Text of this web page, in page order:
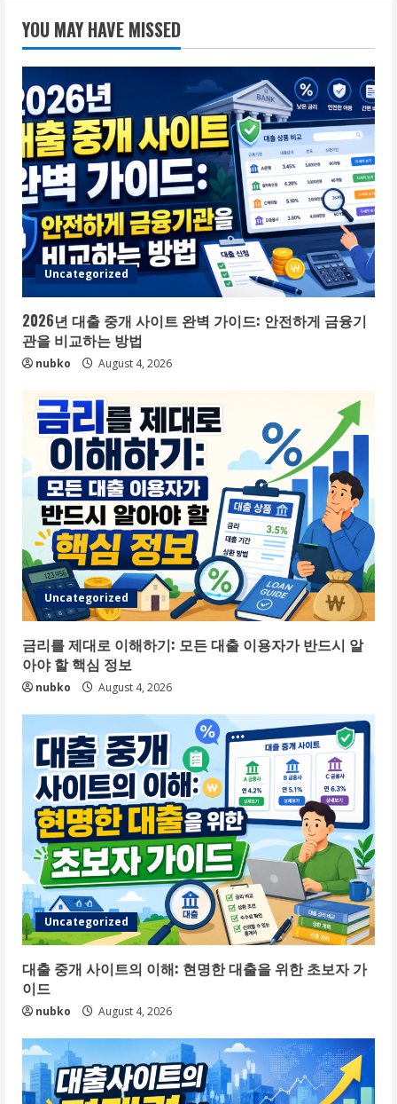
YOU MAY HAVE MISSED
Uncategorized
2026년 대출 중개 사이트 완벽 가이드: 안전하게 금융기
관을 비교하는 방법
nubko August 4, 2026
Uncategorized
금리를 제대로 이해하기: 모든 대출 이용자가 반드시 알
아야 할 핵심 정보
nubko August 4, 2026
Uncategorized
대출 중개 사이트의 이해: 현명한 대출을 위한 초보자 가
이드
nubko August 4, 2026